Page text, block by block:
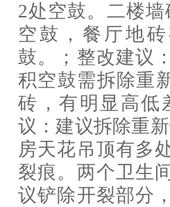
2处空鼓。二楼
空鼓，餐厅地
鼓。；整改建议
积空鼓需拆除重
砖，有明显高低
议：建议拆除重
房天花吊顶有多
裂痕。两个卫生
议铲除开裂部分